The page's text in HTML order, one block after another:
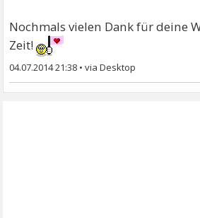
Nochmals vielen Dank für deine
Zeit!
04.07.2014 21:38 •